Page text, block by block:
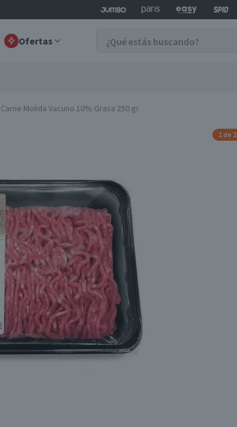
Ofertas
Carne Molida Vacuno 10% Grasa 250 gr
1 de 2